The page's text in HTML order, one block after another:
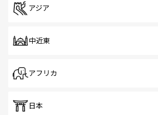
アジア
中近東
アフリカ
日本